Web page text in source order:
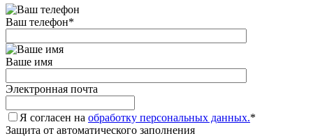
Ваш телефон*
Ваше имя
Электронная почта
Я согласен на обработку персональных данных.*
Защита от автоматического заполнения